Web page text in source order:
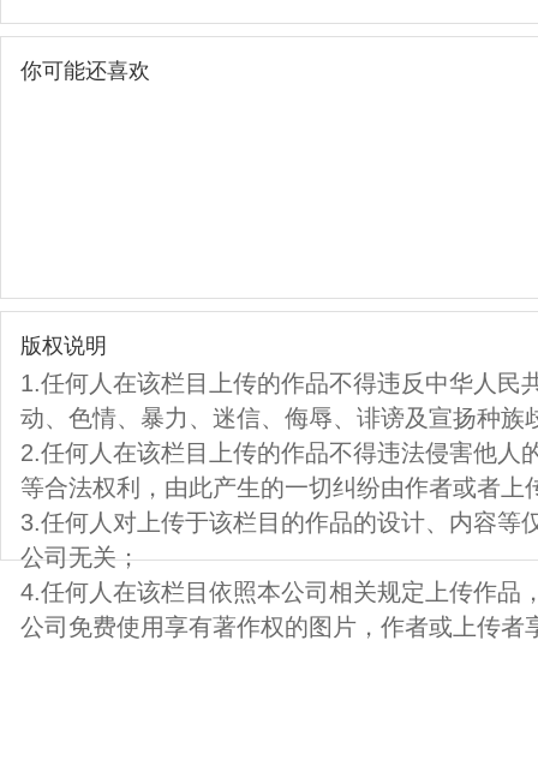
你可能还喜欢
版权说明
1.任何人在该栏目上传的作品不得违反中华人民
动、色情、暴力、迷信、侮辱、诽谤及宣扬种族
2.任何人在该栏目上传的作品不得违法侵害他人
等合法权利，由此产生的一切纠纷由作者或者上
3.任何人对上传于该栏目的作品的设计、内容等
公司无关；
4.任何人在该栏目依照本公司相关规定上传作品
公司免费使用享有著作权的图片，作者或上传者